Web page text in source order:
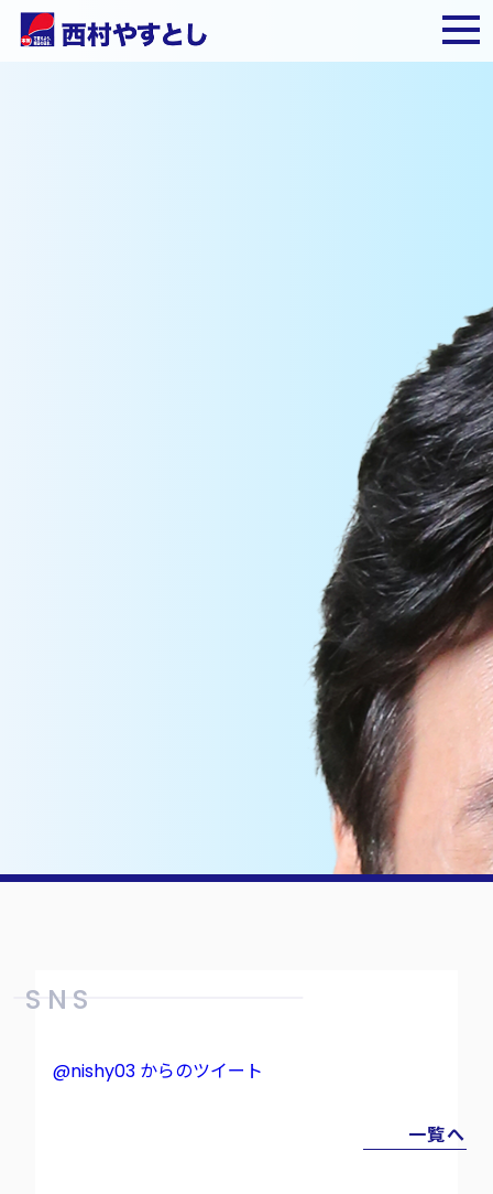
SNS
@nishy03 からのツイート
一覧へ